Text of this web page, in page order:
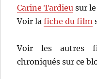
Carine Tardieu sur
Voir lafiche du film
Voir les autres
chroniqués sur ce